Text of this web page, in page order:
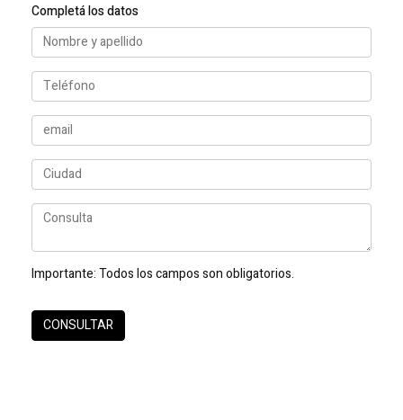
Completá los datos
Importante:Todos los campos son obligatorios.